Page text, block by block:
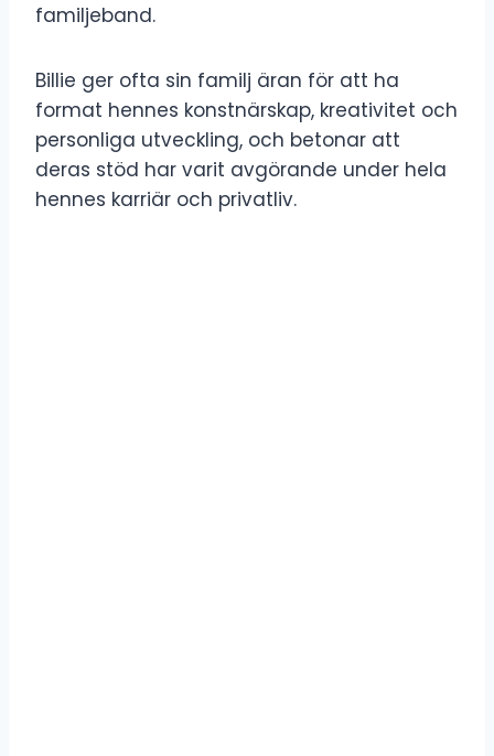
familjeband.
Billie ger ofta sin familj äran för att ha
format hennes konstnärskap, kreativitet och
personliga utveckling, och betonar att
deras stöd har varit avgörande under hela
hennes karriär och privatliv.